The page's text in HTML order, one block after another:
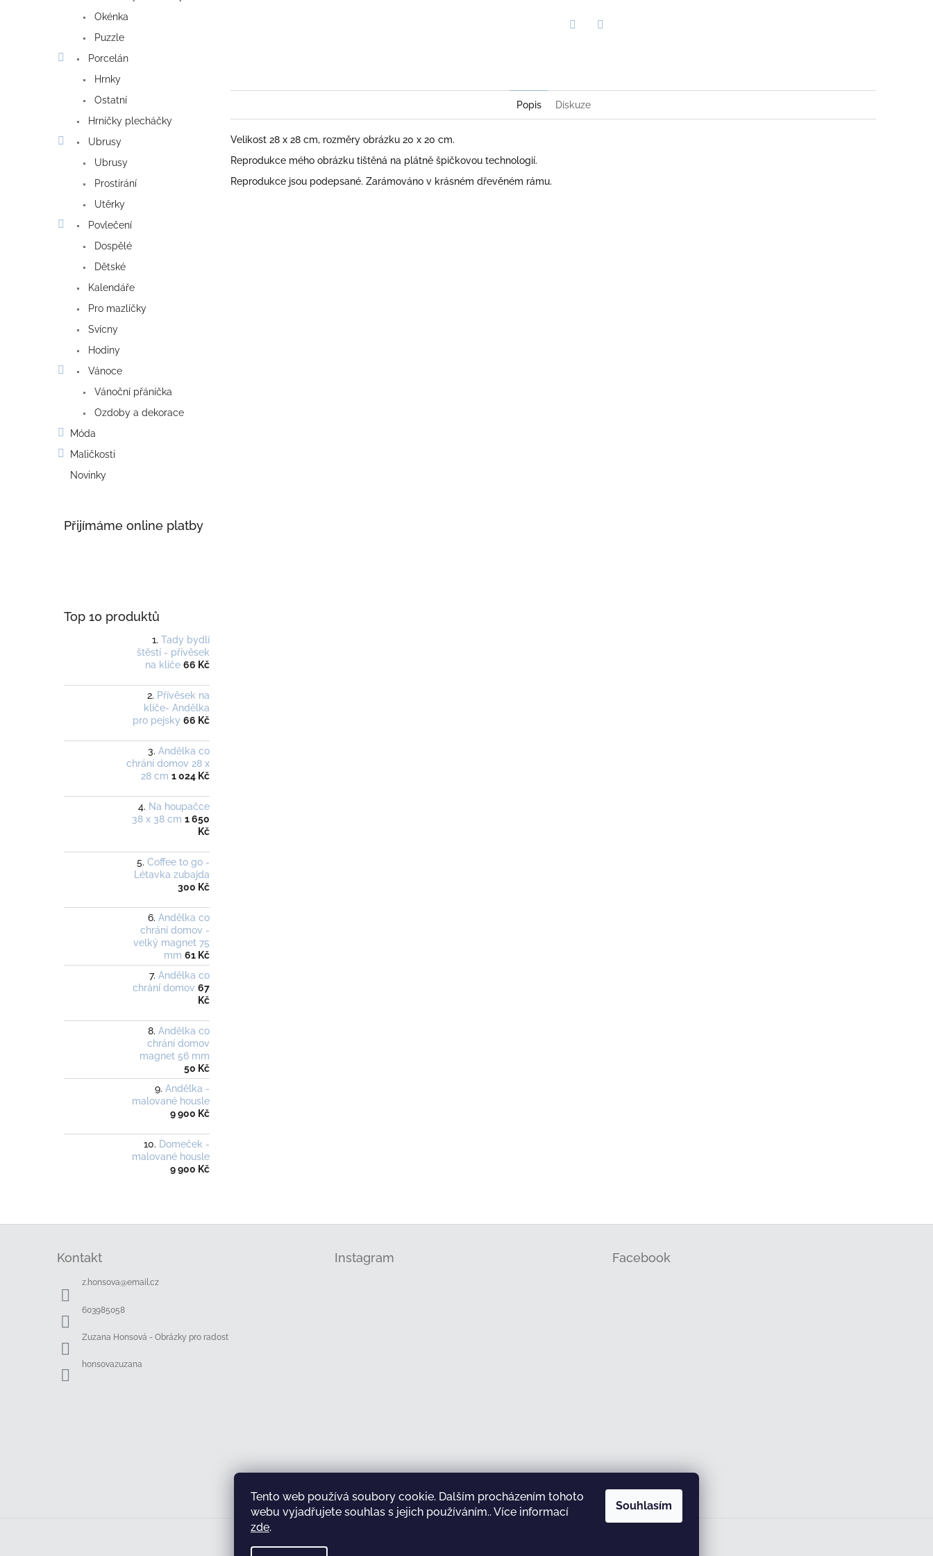
Tento web používá soubory cookie. Dalším procházením tohoto
webu vyjadřujete souhlas s jejich používáním.. Více informací
zde.
Souhlasím
Okénka
Puzzle
Porcelán
Hrnky
Ostatní
Hrníčky plecháčky
Ubrusy
Ubrusy
Prostírání
Utěrky
Povlečení
Dospělé
Dětské
Kalendáře
Pro mazlíčky
Svícny
Hodiny
Vánoce
Vánoční přáníčka
Ozdoby a dekorace
Móda
Maličkosti
Novinky
Přijímáme online platby
Top 10 produktů
Tady bydlí
štěstí - přívěsek
na klíče 66 Kč
Přívěsek na
klíče- Andělka
pro pejsky 66 Kč
Andělka co
chrání domov 28 x
28 cm 1 024 Kč
Na houpačce
38 x 38 cm 1 650
Kč
Coffee to go -
Létavka zubajda
300 Kč
Andělka co
chrání domov -
velký magnet 75
mm 61 Kč
Andělka co
chrání domov 67
Kč
Andělka co
chrání domov
magnet 56 mm
50 Kč
Andělka -
malované housle
9 900 Kč
Domeček -
malované housle
9 900 Kč
Popis Diskuze
Velikost 28 x 28 cm, rozměry obrázku 20 x 20 cm.
Reprodukce mého obrázku tištěná na plátně špičkovou technologií.
Reprodukce jsou podepsané. Zarámováno v krásném dřevěném rámu.
Kontakt
z.honsova@email.cz
603985058
Zuzana Honsová - Obrázky pro radost
honsovazuzana
Instagram
Sledovat na Instagramu
Facebook